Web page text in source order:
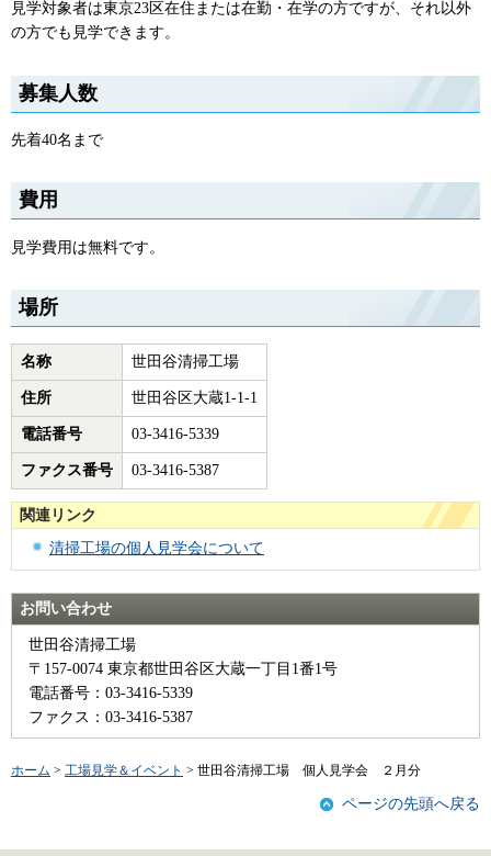
見学対象者は東京23区在住または在勤・在学の方ですが、それ以外
の方でも見学できます。
募集人数
先着40名まで
費用
見学費用は無料です。
場所
名称 世田谷清掃工場
住所 世田谷区大蔵1-1-1
電話番号 03-3416-5339
ファクス番号 03-3416-5387
関連リンク
清掃工場の個人見学会について
お問い合わせ
世田谷清掃工場
〒157-0074 東京都世田谷区大蔵一丁目1番1号
電話番号：03-3416-5339
ファクス：03-3416-5387
ホーム > 工場見学＆イベント > 世田谷清掃工場 個人見学会 ２月分
ページの先頭へ戻る